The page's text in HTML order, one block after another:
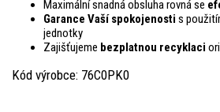
Maximální snadná obsluha rovná se
Garance Vaší spokojenosti s
jednotky
Zajišťujeme bezplatnou recyklaci
Kód výrobce: 76C0PK0